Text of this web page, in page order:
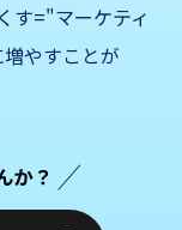
す="マーケティ
やすことが